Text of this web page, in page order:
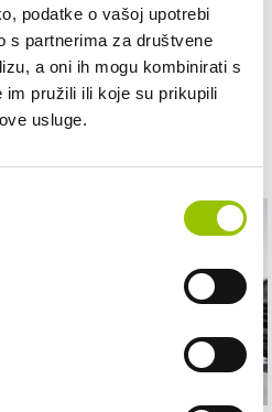
podatke o vašoj upotrebi
s partnerima za društvene
a oni ih mogu kombinirati s
pružili ili koje su prikupili
usluge.